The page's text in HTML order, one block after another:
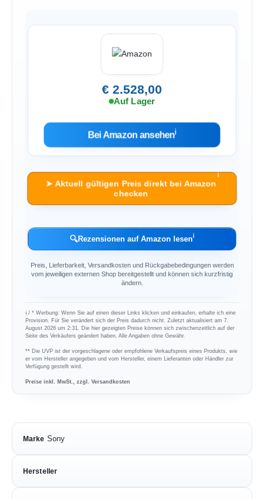
€ 2.528,00
Auf Lager
Bei Amazon ansehenℹ︎
➤ Aktuell gültigen Preis direkt bei Amazon
checken
ℹ︎
🔍Rezensionen auf Amazon lesenℹ︎
Preis, Lieferbarkeit, Versandkosten und Rückgabebedingungen werden
vom jeweiligen externen Shop bereitgestellt und können sich kurzfristig
ändern.
ℹ︎ / * Werbung: Wenn Sie auf einen dieser Links klicken und einkaufen, erhalte ich eine
Provision. Für Sie verändert sich der Preis dadurch nicht. Zuletzt aktualisiert am 7.
August 2026 um 2:31. Die hier gezeigten Preise können sich zwischenzeitlich auf der
Seite des Verkäufers geändert haben. Alle Angaben ohne Gewähr.
** Die UVP ist der vorgeschlagene oder empfohlene Verkaufspreis eines Produkts, wie
er vom Hersteller angegeben und vom Hersteller, einem Lieferanten oder Händler zur
Verfügung gestellt wird.
Preise inkl. MwSt., zzgl. Versandkosten
Marke Sony
Hersteller